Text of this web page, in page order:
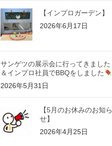
【インプロガーデン】
2026年6月17日
サンゲツの展示会に行ってきました
＆インプロ社員でBBQをしました
2026年5月31日
【5月のお休みのお知ら
せ】
2026年4月25日